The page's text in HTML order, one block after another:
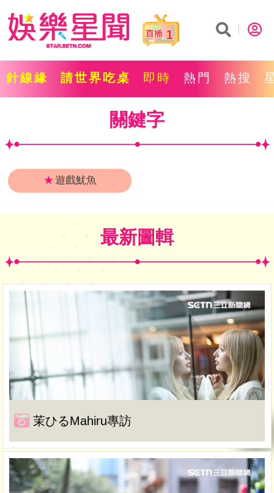
1
針線緣 請世界吃桌 即時 熱門 熱搜
關鍵字
★遊戲魷魚
最新圖輯
茉ひるMahiru專訪